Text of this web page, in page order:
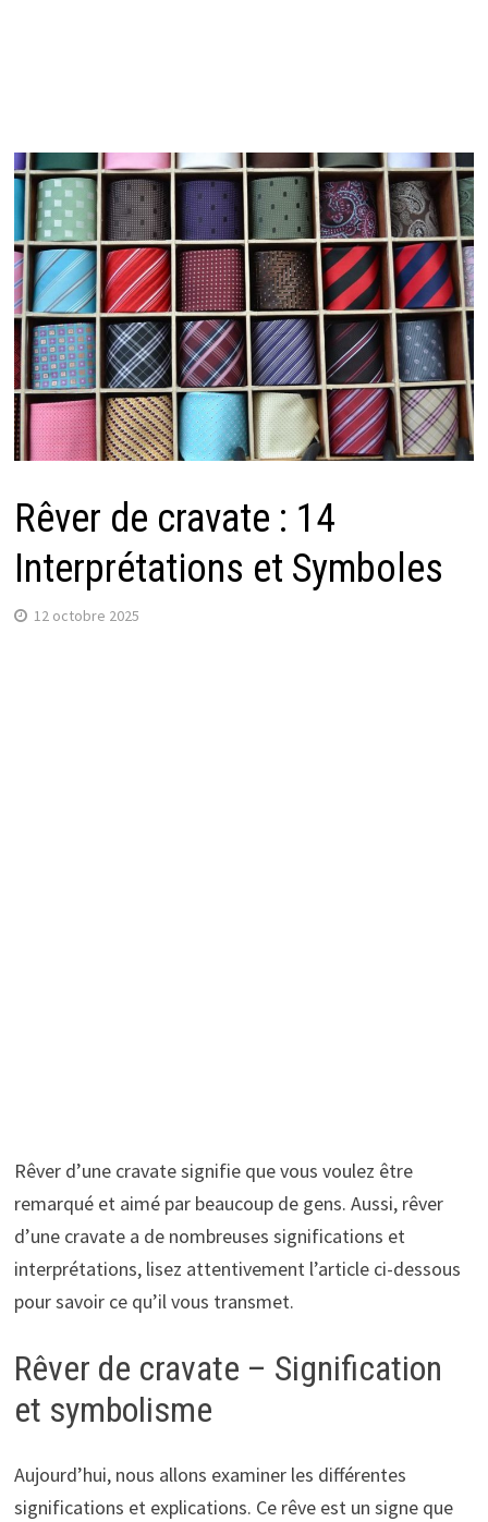
Rêver de cravate : 14
Interprétations et Symboles
12 octobre 2025
Rêver d’une cravate signifie que vous voulez être
remarqué et aimé par beaucoup de gens. Aussi, rêver
d’une cravate a de nombreuses significations et
interprétations, lisez attentivement l’article ci-dessous
pour savoir ce qu’il vous transmet.
Rêver de cravate – Signification
et symbolisme
Aujourd’hui, nous allons examiner les différentes
significations et explications. Ce rêve est un signe que